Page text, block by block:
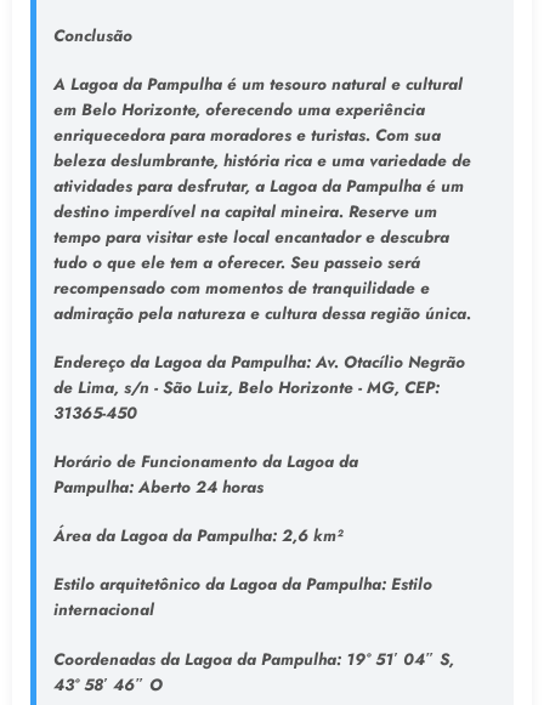
Conclusão
A Lagoa da Pampulha é um tesouro natural e cultural
em Belo Horizonte, oferecendo uma experiência
enriquecedora para moradores e turistas. Com sua
beleza deslumbrante, história rica e uma variedade de
atividades para desfrutar, a Lagoa da Pampulha é um
destino imperdível na capital mineira. Reserve um
tempo para visitar este local encantador e descubra
tudo o que ele tem a oferecer. Seu passeio será
recompensado com momentos de tranquilidade e
admiração pela natureza e cultura dessa região única.
Endereço da Lagoa da Pampulha: Av. Otacílio Negrão
de Lima, s/n - São Luiz, Belo Horizonte - MG, CEP:
31365-450
Horário de Funcionamento da Lagoa da
Pampulha:Aberto 24 horas
Área da Lagoa da Pampulha:2,6 km²
Estilo arquitetônico da Lagoa da Pampulha:Estilo
internacional
Coordenadas da Lagoa da Pampulha:19° 51′ 04″ S,
43° 58′ 46″ O